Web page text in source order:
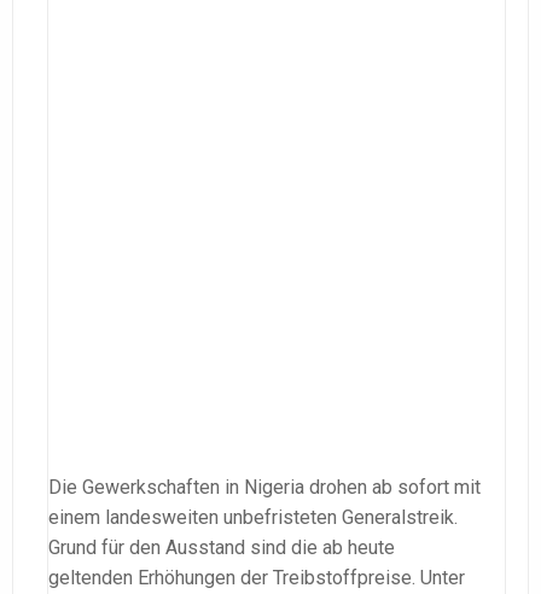
Die Gewerkschaften in Nigeria drohen ab sofort mit
einem landesweiten unbefristeten Generalstreik.
Grund für den Ausstand sind die ab heute
geltenden Erhöhungen der Treibstoffpreise. Unter